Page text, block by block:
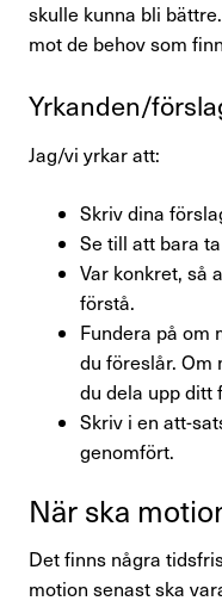
skulle kunna bli
mot de behov som
Yrkanden/​
Jag/vi yrkar att:
Skriv dina
Se till att bara
Var konkret, så
förstå.
Fundera på om
du föreslår. Om
du dela upp ditt
Skriv i en att-
genomfört.
När ska
Det finns några
motion senast ska